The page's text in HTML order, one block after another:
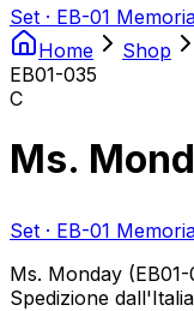
Set · EB-01
Home
Shop
EB01-035
C
Ms.
Set · EB-01
Ms. Monday
Spedizione